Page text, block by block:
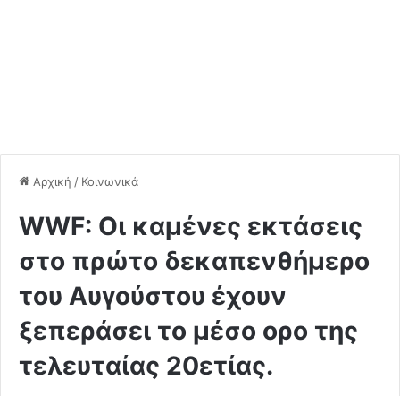
Αρχική / Κοινωνικά
WWF: Οι καμένες εκτάσεις
στο πρώτο δεκαπενθήμερο
του Αυγούστου έχουν
ξεπεράσει το μέσο ορο της
τελευταίας 20ετίας.